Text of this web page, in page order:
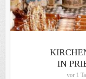
IN
vor 1